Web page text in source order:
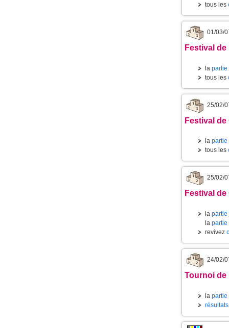
tous les
01/03/
Festival
la partie
tous les
25/02/
Festival
la partie
tous les
25/02/
Festival
la partie
la partie
revivez
24/02/
Tournoi de
la partie